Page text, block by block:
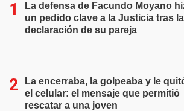
La defensa de Facundo Moyano
un pedido clave a la Justicia tras la
declaración de su pareja
La encerraba, la golpeaba y le
el celular: el mensaje que permitió
rescatar a una joven